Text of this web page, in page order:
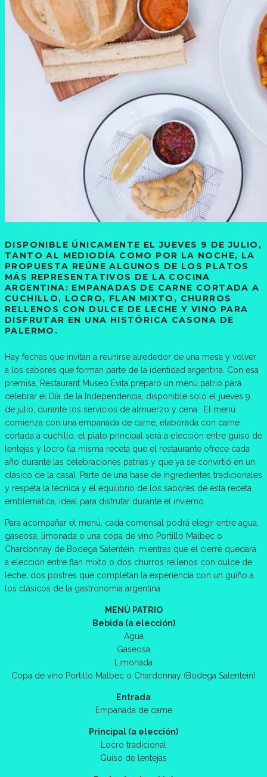
DISPONIBLE ÚNICAMENTE EL JUEVES 9 DE JULIO,
TANTO AL MEDIODÍA COMO POR LA NOCHE, LA
PROPUESTA REÚNE ALGUNOS DE LOS PLATOS
MÁS REPRESENTATIVOS DE LA COCINA
ARGENTINA: EMPANADAS DE CARNE CORTADA A
CUCHILLO, LOCRO, FLAN MIXTO, CHURROS
RELLENOS CON DULCE DE LECHE Y VINO PARA
DISFRUTAR EN UNA HISTÓRICA CASONA DE
PALERMO.
Hay fechas que invitan a reunirse alrededor de una mesa y volver
a los sabores que forman parte de la identidad argentina. Con esa
premisa, Restaurant Museo Evita preparó un menú patrio para
celebrar el Día de la Independencia, disponible solo el jueves 9
de julio, durante los servicios de almuerzo y cena . El menú
comienza con una empanada de carne, elaborada con carne
cortada a cuchillo; el plato principal será a elección entre guiso de
lentejas y locro (la misma receta que el restaurante ofrece cada
año durante las celebraciones patrias y que ya se convirtió en un
clásico de la casa). Parte de una base de ingredientes tradicionales
y respeta la técnica y el equilibrio de los sabores de esta receta
emblemática, ideal para disfrutar durante el invierno.
Para acompañar el menú, cada comensal podrá elegir entre agua,
gaseosa, limonada o una copa de vino Portillo Malbec o
Chardonnay de Bodega Salentein, mientras que el cierre quedará
a elección entre flan mixto o dos churros rellenos con dulce de
leche; dos postres que completan la experiencia con un guiño a
los clásicos de la gastronomía argentina.
MENÚ PATRIO
Bebida (a elección)
Agua
Gaseosa
Limonada
Copa de vino Portillo Malbec o Chardonnay (Bodega Salentein)
Entrada
Empanada de carne
Principal (a elección)
Locro tradicional
Guiso de lentejas